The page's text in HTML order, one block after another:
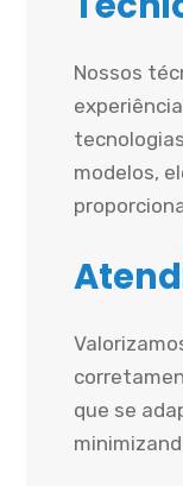
Nossos
modelos,
que se